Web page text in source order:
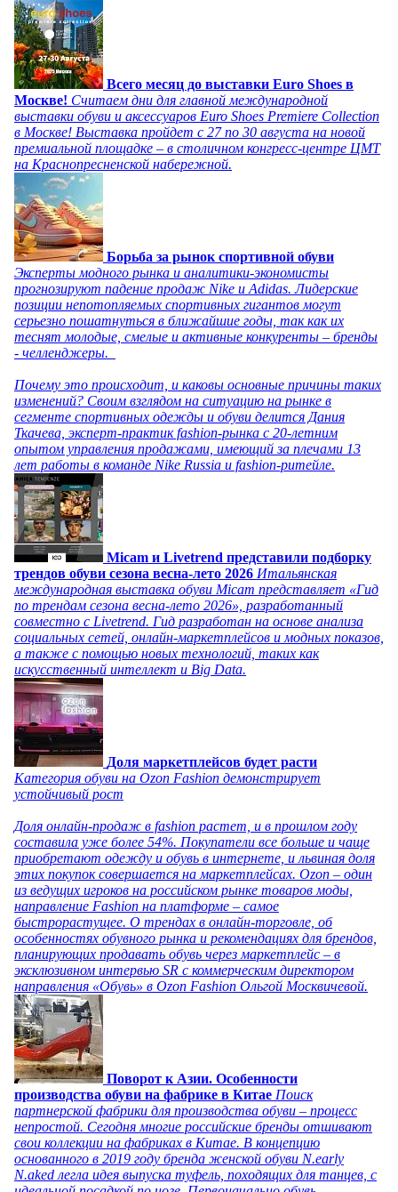
Всего месяц до выставки Euro Shoes в
Москве! Считаем дни для главной международной
выставки обуви и аксессуаров Euro Shoes Premiere Collection
в Москве! Выставка пройдет с 27 по 30 августа на новой
премиальной площадке – в столичном конгресс-центре ЦМТ
на Краснопресненской набережной.
Борьба за рынок спортивной обуви
Эксперты модного рынка и аналитики-экономисты
прогнозируют падение продаж Nike и Adidas. Лидерские
позиции непотопляемых спортивных гигантов могут
серьезно пошатнуться в ближайшие годы, так как их
теснят молодые, смелые и активные конкуренты – бренды
- челленджеры.
Почему это происходит, и каковы основные причины таких
изменений? Своим взглядом на ситуацию на рынке в
сегменте спортивных одежды и обуви делится Дания
Ткачева, эксперт-практик fashion-рынка с 20-летним
опытом управления продажами, имеющий за плечами 13
лет работы в команде Nike Russia и fashion-ритейле.
Micam и Livetrend представили подборку
трендов обуви сезона весна-лето 2026 Итальянская
международная выставка обуви Micam представляет «Гид
по трендам сезона весна-лето 2026», разработанный
совместно с Livetrend. Гид разработан на основе анализа
социальных сетей, онлайн-маркетплейсов и модных показов,
а также с помощью новых технологий, таких как
искусственный интеллект и Big Data.
Доля маркетплейсов будет расти
Категория обуви на Ozon Fashion демонстрирует
устойчивый рост
Доля онлайн-продаж в fashion растет, и в прошлом году
составила уже более 54%. Покупатели все больше и чаще
приобретают одежду и обувь в интернете, и львиная доля
этих покупок совершается на маркетплейсах. Ozon – один
из ведущих игроков на российском рынке товаров моды,
направление Fashion на платформе – самое
быстрорастущее. О трендах в онлайн-торговле, об
особенностях обувного рынка и рекомендациях для брендов,
планирующих продавать обувь через маркетплейс – в
эксклюзивном интервью SR с коммерческим директором
направления «Обувь» в Ozon Fashion Ольгой Москвичевой.
Поворот к Азии. Особенности
производства обуви на фабрике в Китае Поиск
партнерской фабрики для производства обуви – процесс
непростой. Сегодня многие российские бренды отшивают
свои коллекции на фабриках в Китае. В концепцию
основанного в 2019 году бренда женской обуви N.early
N.aked легла идея выпуска туфель, походящих для танцев, с